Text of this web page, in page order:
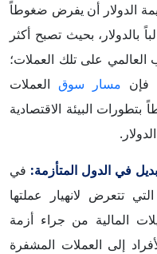
الدولار أن يفرض ضغوطاً
بالدولار، بحيث تصبح أكثر
العالمي على تلك العملات؛
فإن مسار سوق العملات
البيئة الاقتصادية
في
تتعرض لانهيار عملتها
المالية من جراء أزمة
إلى العملات المشفرة